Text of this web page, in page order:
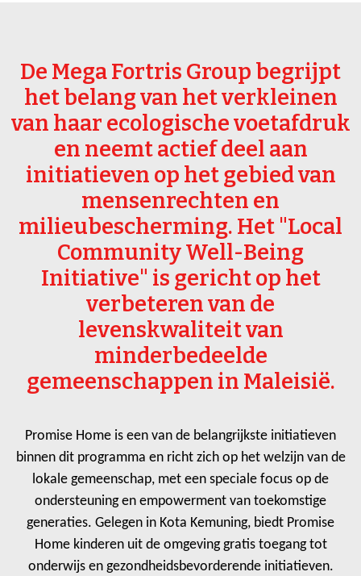
De Mega Fortris Group begrijpt
het belang van het verkleinen
van haar ecologische voetafdruk
en neemt actief deel aan
initiatieven op het gebied van
mensenrechten en
milieubescherming. Het "Local
Community Well-Being
Initiative" is gericht op het
verbeteren van de
levenskwaliteit van
minderbedeelde
gemeenschappen in Maleisië.
Promise Home is een van de belangrijkste initiatieven
binnen dit programma en richt zich op het welzijn van de
lokale gemeenschap, met een speciale focus op de
ondersteuning en empowerment van toekomstige
generaties. Gelegen in Kota Kemuning, biedt Promise
Home kinderen uit de omgeving gratis toegang tot
onderwijs en gezondheidsbevorderende initiatieven.